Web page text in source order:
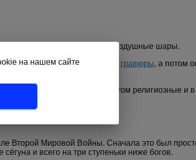
домов, одежду, а потом и воздушные шары.
солнца пишут стихи, рисуют гравюры, а потом
природные сюжеты, потом религиозные и
Второй Мировой Войны. Сначала это был
и всего на три ступеньки ниже богов.
на нашем сайте